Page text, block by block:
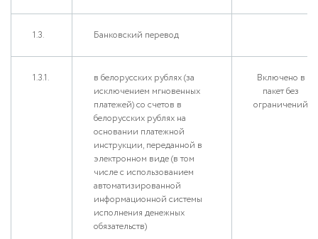
1.3. Банковский перевод
1.3.1.
в белорусских рублях (за
исключением мгновенных
платежей) со счетов в
белорусских рублях на
основании платежной
инструкции, переданной в
электронном виде (в том
числе с использованием
автоматизированной
информационной системы
исполнения денежных
обязательств)
Включено в
пакет без
ограничений